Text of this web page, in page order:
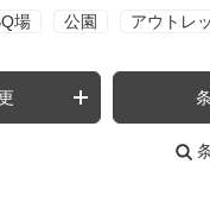
場 公園 アウトレ